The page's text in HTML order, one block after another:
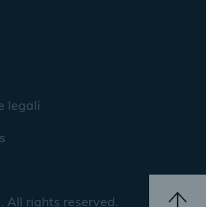
legali
All rights reserved.